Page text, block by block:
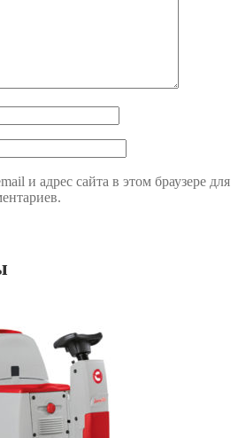
и адрес сайта в этом браузере для